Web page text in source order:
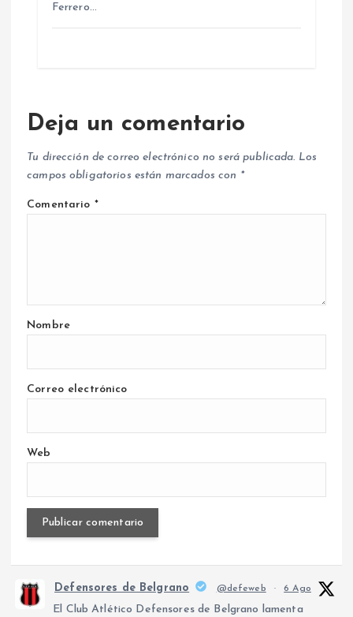
Ferrero…
Deja un comentario
Tu dirección de correo electrónico no será publicada. Los
campos obligatorios están marcados con *
Comentario *
Nombre
Correo electrónico
Web
Defensores de Belgrano @defeweb · 6 Ago
El Club Atlético Defensores de Belgrano lamenta